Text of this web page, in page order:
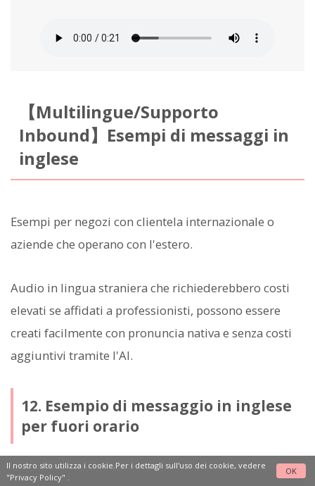
【Multilingue/Supporto
Inbound】Esempi di messaggi in
inglese
Esempi per negozi con clientela internazionale o
aziende che operano con l'estero.
Audio in lingua straniera che richiederebbero costi
elevati se affidati a professionisti, possono essere
creati facilmente con pronuncia nativa e senza costi
aggiuntivi tramite l'AI.
12. Esempio di messaggio in inglese
per fuori orario
Il nostro sito utilizza i cookie.Per i dettagli sull'uso dei cookie, vedere
"Privacy Policy"
OK